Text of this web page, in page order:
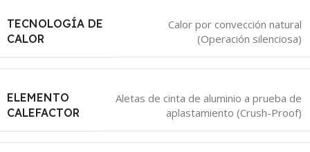
TECNOLOGÍA DE
CALOR
Calor por convección natural
(Operación silenciosa)
ELEMENTO
CALEFACTOR
Aletas de cinta de aluminio a prueba de
aplastamiento (Crush-Proof)